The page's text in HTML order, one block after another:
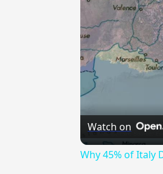
Watch on
Why 45% of Italy